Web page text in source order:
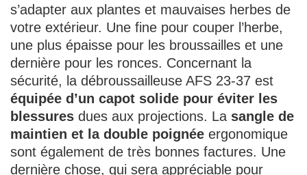
s’adapter aux plantes et mauvaises herbes de
votre extérieur. Une fine pour couper l’herbe,
une plus épaisse pour les broussailles et une
dernière pour les ronces. Concernant la
sécurité, la débroussailleuse AFS 23-37 est
équipée d’un capot solide pour éviter les
blessures dues aux projections. La sangle de
maintien et la double poignée ergonomique
sont également de très bonnes factures. Une
dernière chose, qui sera appréciable pour